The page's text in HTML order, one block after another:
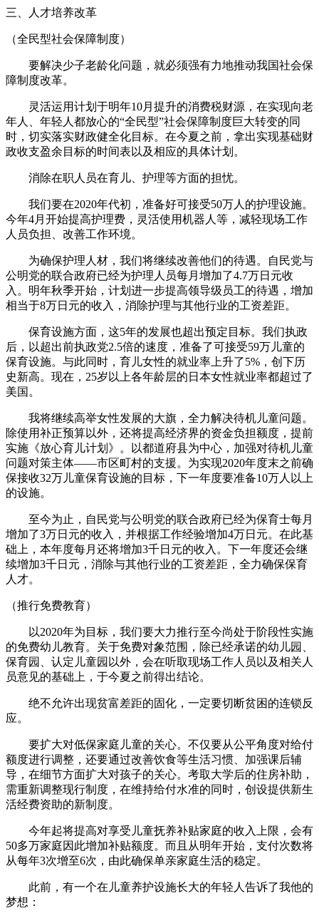
三、人才培养改革
（全民型社会保障制度）
要解决少子老龄化问题，就必须强有力地推动我国社会保
障制度改革。
灵活运用计划于明年10月提升的消费税财源，在实现向老
年人、年轻人都放心的“全民型”社会保障制度巨大转变的同
时，切实落实财政健全化目标。在今夏之前，拿出实现基础财
政收支盈余目标的时间表以及相应的具体计划。
消除在职人员在育儿、护理等方面的担忧。
我们要在2020年代初，准备好可接受50万人的护理设施。
今年4月开始提高护理费，灵活使用机器人等，减轻现场工作
人员负担、改善工作环境。
为确保护理人材，我们将继续改善他们的待遇。自民党与
公明党的联合政府已经为护理人员每月增加了4.7万日元收
入。明年秋季开始，计划进一步提高领导级员工的待遇，增加
相当于8万日元的收入，消除护理与其他行业的工资差距。
保育设施方面，这5年的发展也超出预定目标。我们执政
后，以超出前执政党2.5倍的速度，准备了可接受59万儿童的
保育设施。与此同时，育儿女性的就业率上升了5%，创下历
史新高。现在，25岁以上各年龄层的日本女性就业率都超过了
美国。
我将继续高举女性发展的大旗，全力解决待机儿童问题。
除使用补正预算以外，还将提高经济界的资金负担额度，提前
实施《放心育儿计划》。以都道府县为中心，加强对待机儿童
问题对策主体——市区町村的支援。为实现2020年度末之前确
保接收32万儿童保育设施的目标，下一年度要准备10万人以上
的设施。
至今为止，自民党与公明党的联合政府已经为保育士每月
增加了3万日元的收入，并根据工作经验增加4万日元。在此基
础上，本年度每月还将增加3千日元的收入。下一年度还会继
续增加3千日元，消除与其他行业的工资差距，全力确保保育
人才。
（推行免费教育）
以2020年为目标，我们要大力推行至今尚处于阶段性实施
的免费幼儿教育。关于免费对象范围，除已经承诺的幼儿园、
保育园、认定儿童园以外，会在听取现场工作人员以及相关人
员意见的基础上，于今夏之前得出结论。
绝不允许出现贫富差距的固化，一定要切断贫困的连锁反
应。
要扩大对低保家庭儿童的关心。不仅要从公平角度对给付
额度进行调整，还要通过改善饮食等生活习惯、加强课后辅
导，在细节方面扩大对孩子的关心。考取大学后的住房补助，
需重新调整现行制度，在维持给付水准的同时，创设提供新生
活经费资助的新制度。
今年起将提高对享受儿童抚养补贴家庭的收入上限，会有
50多万家庭因此增加补贴额度。而且从明年开始，支付次数将
从每年3次增至6次，由此确保单亲家庭生活的稳定。
此前，有一个在儿童养护设施长大的年轻人告诉了我他的
梦想：